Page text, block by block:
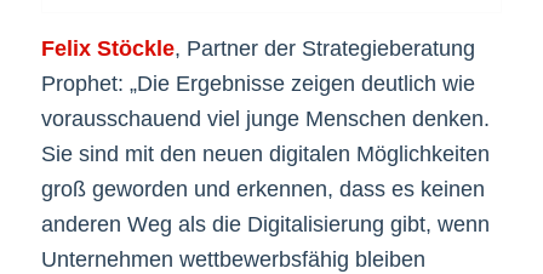
Felix Stöckle, Partner der Strategieberatung
Prophet: „Die Ergebnisse zeigen deutlich wie
vorausschauend viel junge Menschen denken.
Sie sind mit den neuen digitalen Möglichkeiten
groß geworden und erkennen, dass es keinen
anderen Weg als die Digitalisierung gibt, wenn
Unternehmen wettbewerbsfähig bleiben